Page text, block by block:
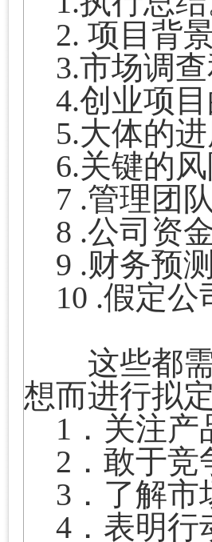
2.项目背
3.市场调查
4.创业项
5.大体的
6.关键的
7 .管理团队
8 .公司资
9 .财务预测
10 .假定公
这些都需
想而进行拟
1 ．关注产
2 ．敢于竞
3 ．了解市
4 ．表明